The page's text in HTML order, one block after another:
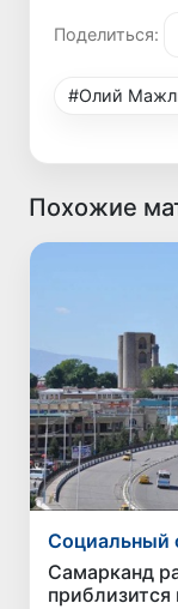
Поделиться:
#Олий
Похожие
Социальный
Самарканд